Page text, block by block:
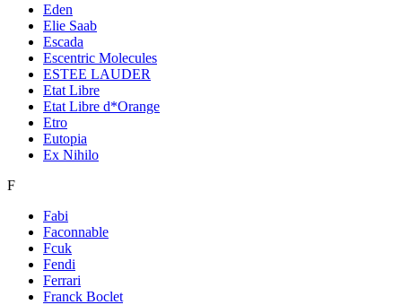
Eden
Elie Saab
Escada
Escentric Molecules
ESTEE LAUDER
Etat Libre
Etat Libre d*Orange
Etro
Eutopia
Ex Nihilo
F
Fabi
Faconnable
Fcuk
Fendi
Ferrari
Franck Boclet